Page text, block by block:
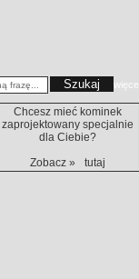
więcej
Chcesz mieć kominek
zaprojektowany specjalnie
dla Ciebie?
Zobacz »
tutaj